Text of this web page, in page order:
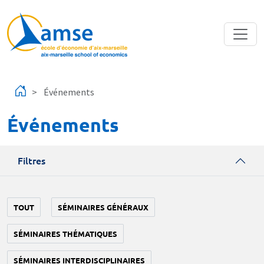
Événements
Événements
Filtres
TOUT SÉMINAIRES GÉNÉRAUX
SÉMINAIRES THÉMATIQUES
SÉMINAIRES INTERDISCIPLINAIRES